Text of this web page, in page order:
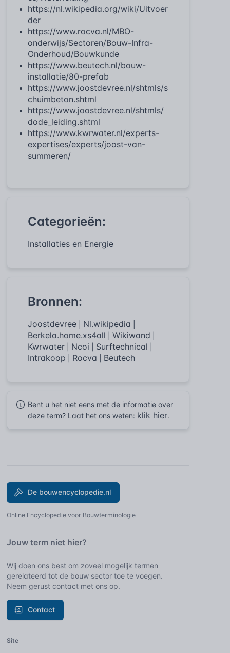
https://nl.wikipedia.org/wiki/Uitvoer
der
https://www.rocva.nl/MBO-
onderwijs/Sectoren/Bouw-Infra-
Onderhoud/Bouwkunde
https://www.beutech.nl/bouw-
installatie/80-prefab
https://www.joostdevree.nl/shtmls/s
chuimbeton.shtml
https://www.joostdevree.nl/shtmls/
dode_leiding.shtml
https://www.kwrwater.nl/experts-
expertises/experts/joost-van-
summeren/
Categorieën:
Installaties en Energie
Bronnen:
Joostdevree Nl.wikipedia
Berkela.home.xs4all Wikiwand
Kwrwater Ncoi Surftechnical
Intrakoop Rocva Beutech
Bent u het niet eens met de informatie over
deze term? Laat het ons weten: klik hier.
De bouwencyclopedie.nl
Online Encyclopedie voor Bouwterminologie
Jouw term niet hier?
Wij doen ons best om zoveel mogelijk termen
gerelateerd tot de bouw sector toe te voegen.
Neem gerust contact met ons op.
Contact
Site